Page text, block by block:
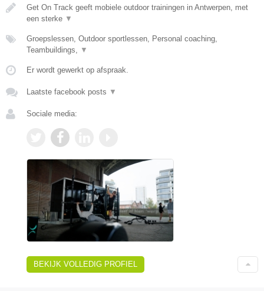
Get On Track geeft mobiele outdoor trainingen in Antwerpen, met
een sterke ▼
Groepslessen, Outdoor sportlessen, Personal coaching,
Teambuildings,
▼
Er wordt gewerkt op afspraak.
Laatste facebook posts ▼
Sociale media:
BEKIJK VOLLEDIG PROFIEL